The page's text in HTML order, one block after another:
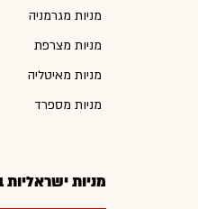
מניות מגרמניה
מניות מצרפת
מניות מאיטליה
מניות מספרד
מניות ישראליות